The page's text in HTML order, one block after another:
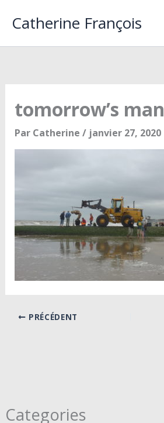
Catherine François
Categories
tomorrow’s man
Par Catherine / janvier 27, 2020
PRÉCÉDENT